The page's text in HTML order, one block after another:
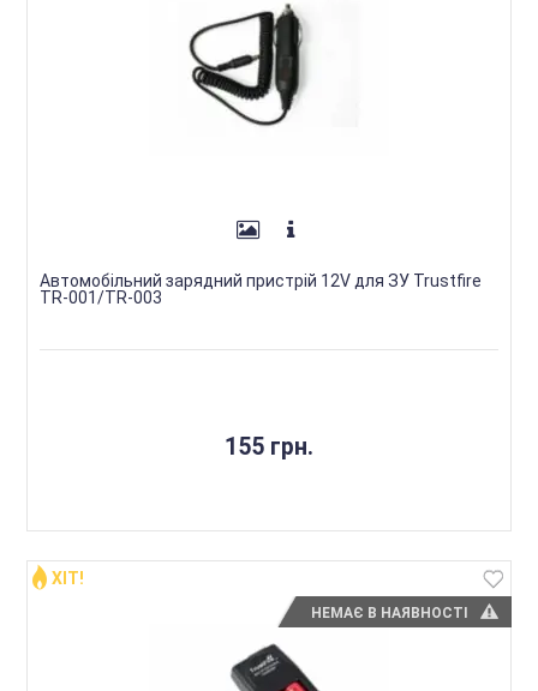
Автомобільний зарядний пристрій 12V для ЗУ Trustfire
TR-001/TR-003
155 грн.
НЕМАЄ В НАЯВНОСТІ
ХІТ!